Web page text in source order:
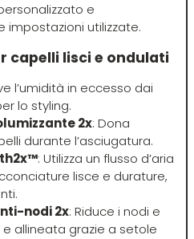
M
Manic Panic
MAREB
Matador
e
impostazioni utilizzate.
capelli lisci e ondulati
l’umidità in eccesso dai
lo styling.
2x: Dona
durante l’asciugatura.
: Utilizza un flusso d’aria
lisce e durature,
nodi 2x: Riduce i nodi e
allineata grazie a setole